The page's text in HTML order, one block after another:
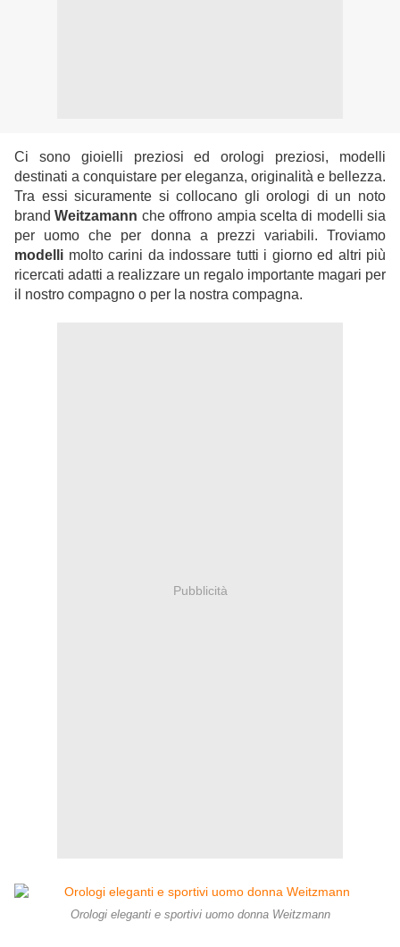
Ci sono gioielli preziosi ed orologi preziosi, modelli
destinati a conquistare per eleganza, originalità e bellezza.
Tra essi sicuramente si collocano gli orologi di un noto
brandWeitzamann che offrono ampia scelta di modelli sia
per uomo che per donna a prezzi variabili. Troviamo
modelli molto carini da indossare tutti i giorno ed altri più
ricercati adatti a realizzare un regalo importante magari per
il nostro compagno o per la nostra compagna.
Pubblicità
Orologi eleganti e sportivi uomo donna Weitzmann